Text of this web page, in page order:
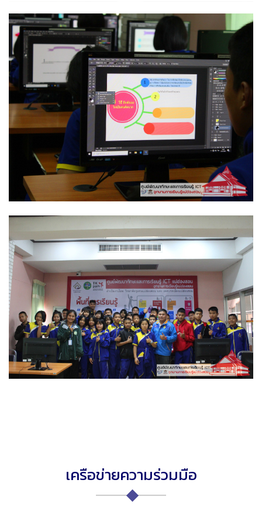
เครือข่ายความร่วมมือ